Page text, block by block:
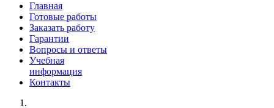
Главная
Готовые работы
Заказать работу
Гарантии
Вопросы и ответы
Учебная
информация
Контакты